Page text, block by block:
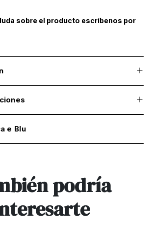
sobre el producto escríbenos por
e Blu
podría